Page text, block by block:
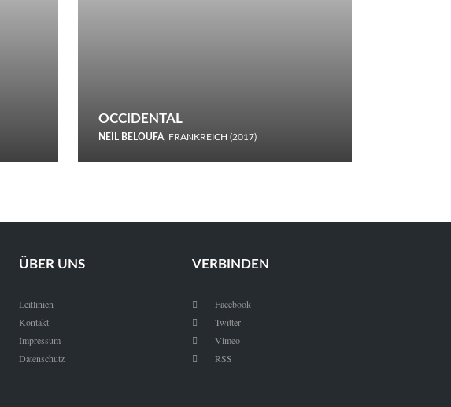
OCCIDENTAL
NEÏL BELOUFA, FRANKREICH (2017)
ÜBER UNS
Leitlinien
Kontakt
Impressum
Datenschutz
VERBINDEN
 Facebook
 Twitter
 Vimeo
 RSS